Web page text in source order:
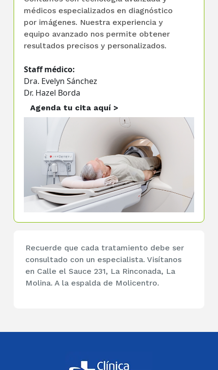
médicos especializados en diagnóstico
por imágenes. Nuestra experiencia y
equipo avanzado nos permite obtener
resultados precisos y personalizados.
Staff médico:
Dra. Evelyn Sánchez
Dr. Hazel Borda
Agenda tu cita aquí >
Recuerde que cada tratamiento debe ser
consultado con un especialista. Visítanos
en Calle el Sauce 231, La Rinconada, La
Molina. A la espalda de Molicentro.